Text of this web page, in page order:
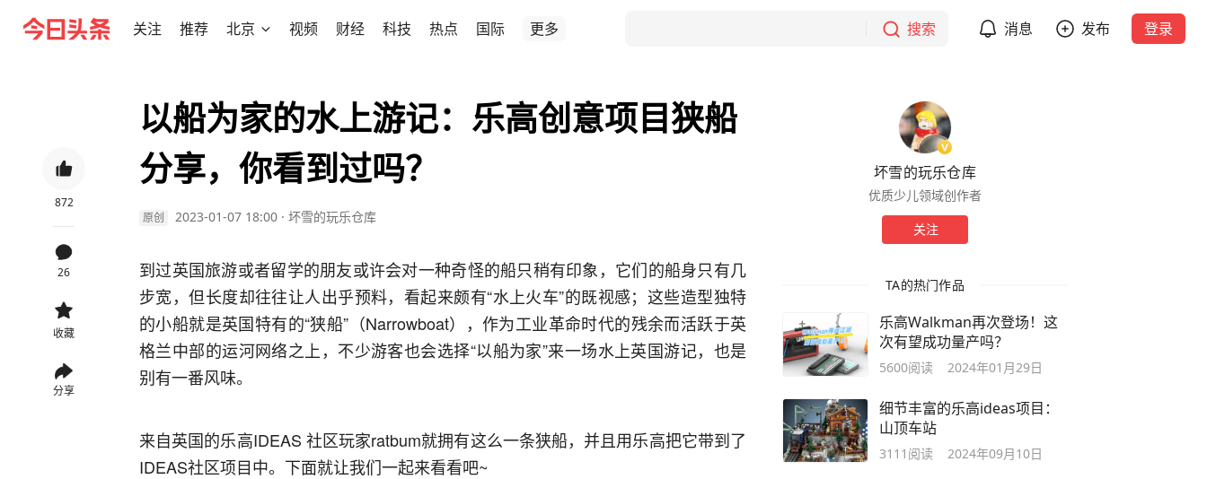
关注 推荐 北京 视频 财经 科技 热点 国际 更多 搜索 消息 发布 登录
872
26
收藏
分享
以船为家的水上游记：乐高创意项目狭船
分享，你看到过吗？
原创 2023-01-07 18:00 · 坏雪的玩乐仓库
到过英国旅游或者留学的朋友或许会对一种奇怪的船只稍有印象，它们的船身只有几
步宽，但长度却往往让人出乎预料，看起来颇有“水上火车”的既视感；这些造型独特
的小船就是英国特有的“狭船”（Narrowboat），作为工业革命时代的残余而活跃于英
格兰中部的运河网络之上，不少游客也会选择“以船为家”来一场水上英国游记，也是
别有一番风味。
来自英国的乐高IDEAS 社区玩家ratbum就拥有这么一条狭船，并且用乐高把它带到了
IDEAS社区项目中。下面就让我们一起来看看吧~
坏雪的玩乐仓库
优质少儿领域创作者
关注
TA的热门作品
乐高Walkman再次登场！这
次有望成功量产吗？
5600阅读 2024年01月29日
细节丰富的乐高ideas项目：
山顶车站
3111 阅读 2024年09月10日